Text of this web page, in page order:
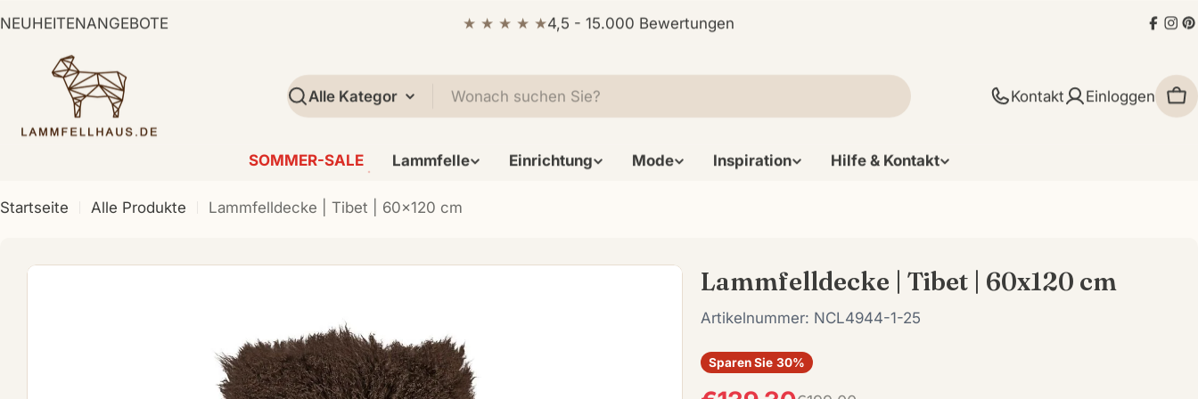
springen
NEUHEITENANGEBOTE ★ ★ ★ ★ ★4,5 - 15.000 Bewertungen
Suchen
Kontakt Einloggen
SOMMER-SALE Lammfelle Einrichtung Mode Inspiration Hilfe & Kontakt
Startseite Alle Produkte Lammfelldecke | Tibet | 60x120 cm
Lammfelldecke | Tibet | 60x120 cm
Artikelnummer: NCL4944-1-25
Sparen Sie 30%